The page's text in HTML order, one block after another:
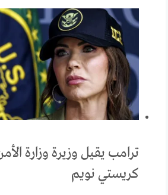
ترامب يقيل وزيرة وزارة
كريستي نويم